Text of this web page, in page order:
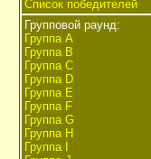
Список победителей
Групповой раунд:
Группа А
Группа В
Группа C
Группа D
Группа E
Группа F
Группа G
Группа H
Группа I